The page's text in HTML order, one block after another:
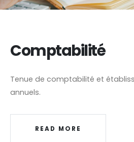
Comptabilité
Tenue de comptabilité et
annuels.
READ MORE